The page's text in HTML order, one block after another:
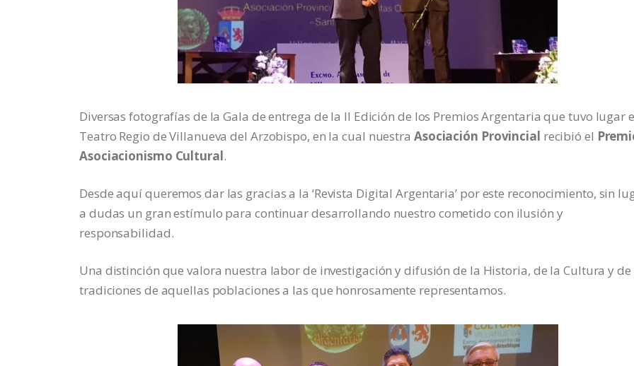
Diversas fotografías de la Gala de entrega de la II Edición de los Premios Argentaria que tuvo lugar
Teatro Regio de Villanueva del Arzobispo, en la cual nuestra Asociación Provincial recibió el
Asociacionismo Cultural.
Desde aquí queremos dar las gracias a la ‘Revista Digital Argentaria’ por este reconocimiento, sin
a dudas un gran estímulo para continuar desarrollando nuestro cometido con ilusión y
responsabilidad.
Una distinción que valora nuestra labor de investigación y difusión de la Historia, de la Cultura y de
tradiciones de aquellas poblaciones a las que honrosamente representamos.